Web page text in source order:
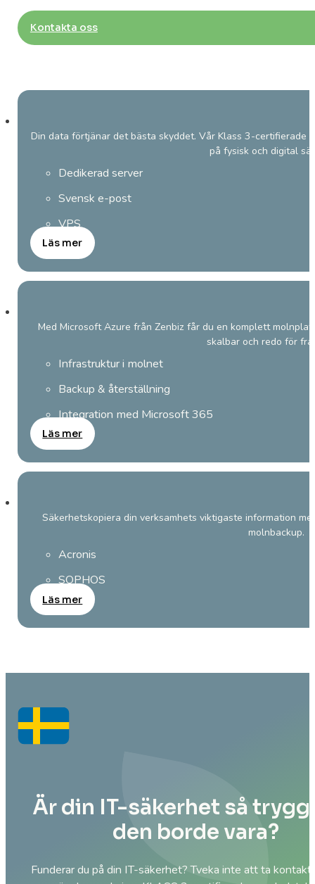
Kontakta oss
Din data förtjänar det bästa skyddet. Vår Klass 3-certifierade
på fysisk och digital
Dedikerad server
Svensk e-post
VPS
Läs mer
Med Microsoft Azure från Zenbiz får du en komplett
skalbar och redo för
Infrastruktur i molnet
Backup & återställning
Integration med Microsoft 365
Läs mer
Säkerhetskopiera din verksamhets viktigaste information
molnbackup.
Acronis
SOPHOS
Läs mer
Är din IT-säkerhet så trygg
den borde vara?
Funderar du på din IT-säkerhet? Tveka inte att ta kontakt